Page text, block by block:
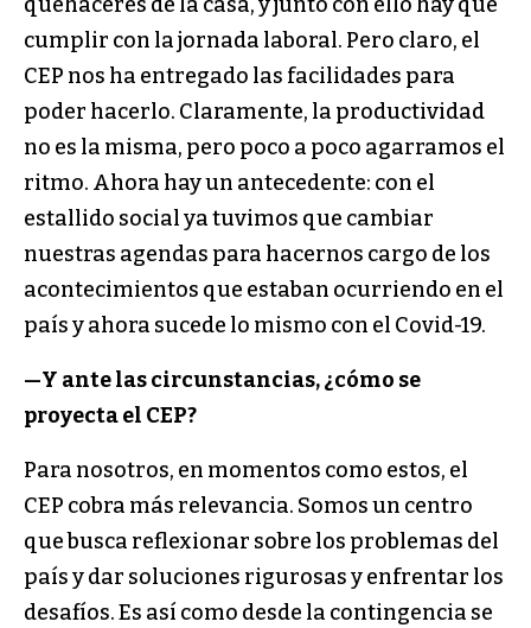
cumplir con la jornada laboral. Pero claro, el
CEP nos ha entregado las facilidades para
poder hacerlo. Claramente, la productividad
no es la misma, pero poco a poco agarramos el
ritmo. Ahora hay un antecedente: con el
estallido social ya tuvimos que cambiar
nuestras agendas para hacernos cargo de los
acontecimientos que estaban ocurriendo en el
país y ahora sucede lo mismo con el Covid-19.
—Y ante las circunstancias, ¿cómo se
proyecta el CEP?
Para nosotros, en momentos como estos, el
CEP cobra más relevancia. Somos un centro
que busca reflexionar sobre los problemas del
país y dar soluciones rigurosas y enfrentar los
desafíos. Es así como desde la contingencia se